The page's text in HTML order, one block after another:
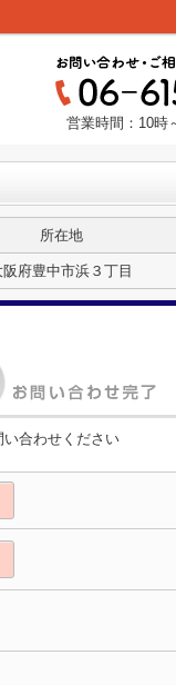
営業時間：10時
所在地
阪府豊中市浜３丁目
合わせください